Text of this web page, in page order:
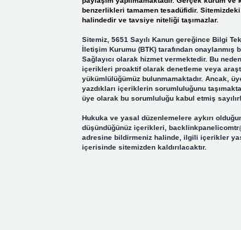
benzerlikleri tamamen tesadüfidir.
halindedir ve tavsiye niteliği taşımazlar.
Sitemiz, 5651 Sayılı Kanun gereğince Bilgi
İletişim Kurumu (BTK) tarafından onaylanmış
Sağlayıcı olarak hizmet vermektedir. Bu
içerikleri proaktif olarak denetleme veya
yükümlülüğümüz bulunmamaktadır. Ancak,
yazdıkları içeriklerin sorumluluğunu
üye olarak bu sorumluluğu kabul etmiş
Hukuka ve yasal düzenlemelere aykırı
düşündüğünüz içerikleri,
adresine bildirmeniz halinde, ilgili içerikler
içerisinde sitemizden kaldırılacaktır.